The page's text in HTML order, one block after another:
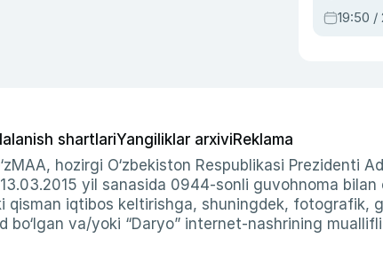
armiyasi
19:50 /
shartlariYangiliklar arxiviReklama
hozirgi O‘zbekiston Respublikasi Prezidenti
yil sanasida 0944-sonli guvohnoma
qisman iqtibos keltirishga, shuningdek, fotografik,
va/yoki “Daryo” internet-nashrining